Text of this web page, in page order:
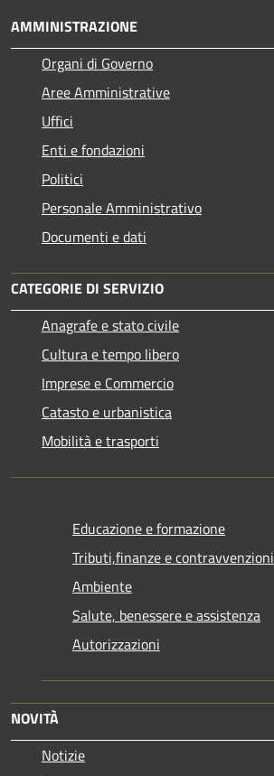
AMMINISTRAZIONE
Organi di Governo
Aree Amministrative
Uffici
Enti e fondazioni
Politici
Personale Amministrativo
Documenti e dati
CATEGORIE DI SERVIZIO
Anagrafe e stato civile
Cultura e tempo libero
Imprese e Commercio
Catasto e urbanistica
Mobilità e trasporti
Educazione e formazione
Tributi,finanze e contravvenzioni
Ambiente
Salute, benessere e assistenza
Autorizzazioni
NOVITÀ
Notizie